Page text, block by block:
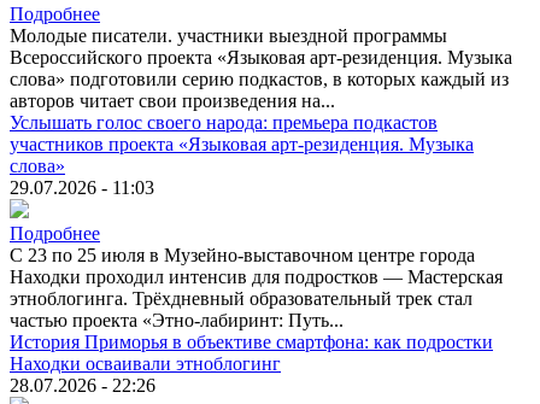
Подробнее
Молодые писатели. участники выездной программы
Всероссийского проекта «Языковая арт-резиденция. Музыка
слова» подготовили серию подкастов, в которых каждый из
авторов читает свои произведения на...
Услышать голос своего народа: премьера подкастов
участников проекта «Языковая арт-резиденция. Музыка
слова»
29.07.2026 - 11:03
Подробнее
С 23 по 25 июля в Музейно-выставочном центре города
Находки проходил интенсив для подростков — Мастерская
этноблогинга. Трёхдневный образовательный трек стал
частью проекта «Этно-лабиринт: Путь...
История Приморья в объективе смартфона: как подростки
Находки осваивали этноблогинг
28.07.2026 - 22:26